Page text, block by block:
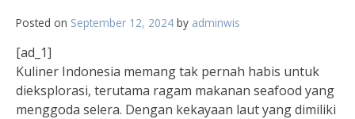
Posted on September 12, 2024 by adminwis
[ad_1]
Kuliner Indonesia memang tak pernah habis untuk
dieksplorasi, terutama ragam makanan seafood yang
menggoda selera. Dengan kekayaan laut yang dimiliki